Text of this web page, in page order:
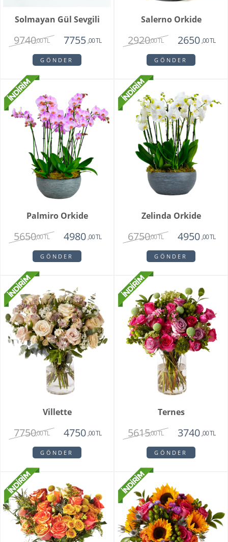
Solmayan Gül Sevgili
9740,00 TL 7755 ,00 TL
GÖNDER
Salerno Orkide
2920,00 TL 2650 ,00 TL
GÖNDER
Palmiro Orkide
5650,00 TL 4980 ,00 TL
GÖNDER
Zelinda Orkide
6750,00 TL 4950 ,00 TL
GÖNDER
Villette
7750,00 TL 4750,00 TL
GÖNDER
Ternes
5615,00 TL 3740,00 TL
GÖNDER